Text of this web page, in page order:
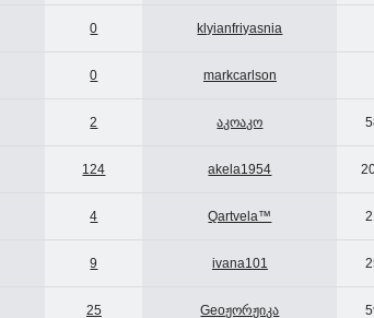
0 klyianfriyasnia
0 markcarlson
2 აკოაკო
124 akela1954
4 Qartvela™
9 ivana101
25 Geoჟორჟიკა